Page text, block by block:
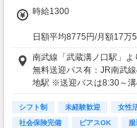
時給1300
日額平均8775円/月額17万
★応募資格★
※18歳以上
※学生は応募不可（卒業見
南武線「武蔵溝ノ口駅」よ
無料送迎バス有：JR南武
地駅 ※送迎バスは8:30～
駅になり、帰りは15分間
バイク・自転車通勤OK（
シフト制 未経験歓迎 女性
社会保険完備
ピアスOK